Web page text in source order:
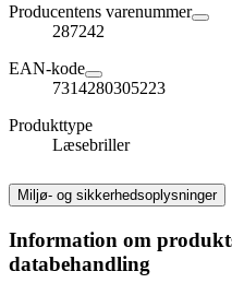
Producentens varenummer
287242
EAN-kode
7314280305223
Produkttype
Læsebriller
Miljø- og sikkerhedsoplysninger
Information om
databehandling